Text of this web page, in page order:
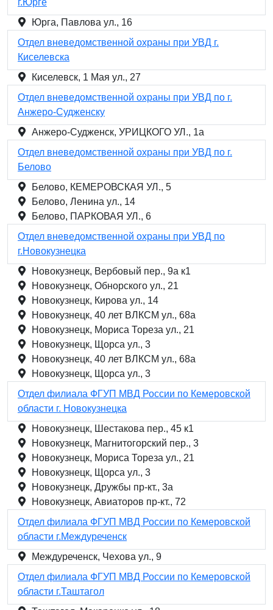
г.Юрге
Юрга, Павлова ул., 16
Отдел вневедомственной охраны при УВД г.
Киселевска
Киселевск, 1 Мая ул., 27
Отдел вневедомственной охраны при УВД по г.
Анжеро-Судженску
Анжеро-Судженск, УРИЦКОГО УЛ., 1а
Отдел вневедомственной охраны при УВД по г.
Белово
Белово, КЕМЕРОВСКАЯ УЛ., 5
Белово, Ленина ул., 14
Белово, ПАРКОВАЯ УЛ., 6
Отдел вневедомственной охраны при УВД по
г.Новокузнецка
Новокузнецк, Вербовый пер., 9а к1
Новокузнецк, Обнорского ул., 21
Новокузнецк, Кирова ул., 14
Новокузнецк, 40 лет ВЛКСМ ул., 68а
Новокузнецк, Мориса Тореза ул., 21
Новокузнецк, Щорса ул., 3
Новокузнецк, 40 лет ВЛКСМ ул., 68а
Новокузнецк, Щорса ул., 3
Отдел филиала ФГУП МВД России по Кемеровской
области г. Новокузнецка
Новокузнецк, Шестакова пер., 45 к1
Новокузнецк, Магнитогорский пер., 3
Новокузнецк, Мориса Тореза ул., 21
Новокузнецк, Щорса ул., 3
Новокузнецк, Дружбы пр-кт., 3а
Новокузнецк, Авиаторов пр-кт., 72
Отдел филиала ФГУП МВД России по Кемеровской
области г.Междуреченск
Междуреченск, Чехова ул., 9
Отдел филиала ФГУП МВД России по Кемеровской
области г.Таштагол